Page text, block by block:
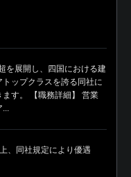
を展開し、四国における建
ップクラスを誇る同社に
す。 【職務詳細】 営業
...
、同社規定により優遇